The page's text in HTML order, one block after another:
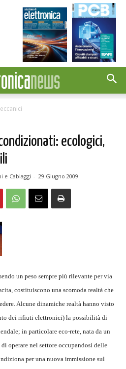
ecologici,
e Cablaggi - 29 Giugno 2009
un peso sempre più rilevante per via
costituiscono una scomoda realtà che
Alcune dinamiche realtà hanno visto
dei rifiuti elettronici) la possibilità di
in particolare eco-rete, nata da un
di operare nel settore occupandosi delle
per una nuova immissione sul